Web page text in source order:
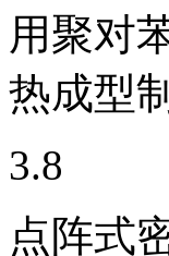
用聚对
热成型
3.8
点阵式